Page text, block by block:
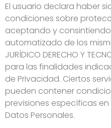
El usuario declara haber
condiciones sobre
aceptando y
automatizado de los
JURÍDICO DERECHO Y
para las finalidades
de Privacidad. Ciertos
pueden contener
previsiones específicas
Datos Personales.